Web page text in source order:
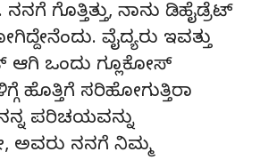
ನನಗೆ ಗೊತ್ತಿತ್ತು, ನಾನು ಡಿಹೈಡ್ರೆಟ್
ವೈದ್ಯರು ಇವತ್ತು
ಆಗಿ ಒಂದು ಗ್ಲೂಕೋಸ್
ಹೊತ್ತಿಗೆ ಸರಿಹೋಗುತ್ತಿರಾ
ಪರಿಚಯವನ್ನು
ಅವರು ನನಗೆ ನಿಮ್ಮ